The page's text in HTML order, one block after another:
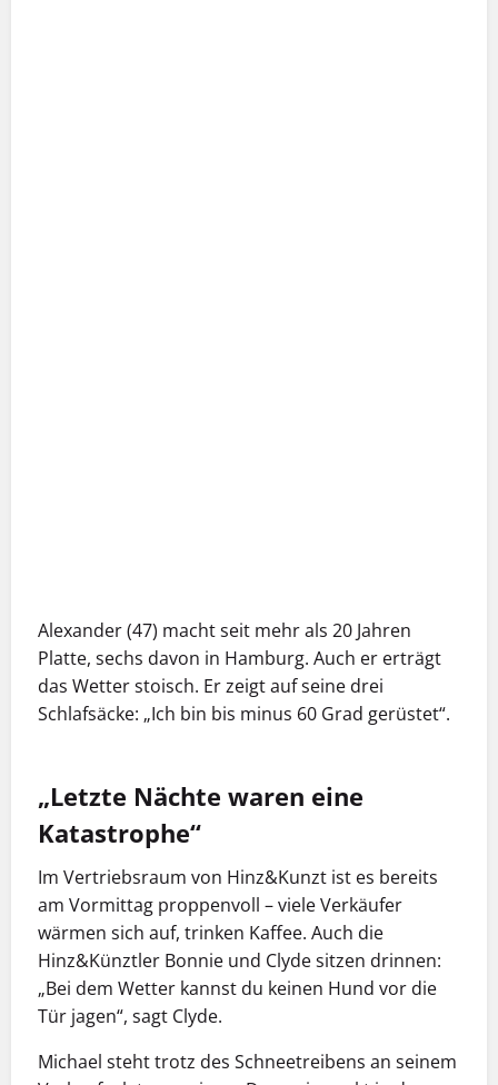
Alexander (47) macht seit mehr als 20 Jahren
Platte, sechs davon in Hamburg. Auch er erträgt
das Wetter stoisch. Er zeigt auf seine drei
Schlafsäcke: „Ich bin bis minus 60 Grad gerüstet“.
„Letzte Nächte waren eine
Katastrophe“
Im Vertriebsraum von Hinz&Kunzt ist es bereits
am Vormittag proppenvoll – viele Verkäufer
wärmen sich auf, trinken Kaffee. Auch die
Hinz&Künztler Bonnie und Clyde sitzen drinnen:
„Bei dem Wetter kannst du keinen Hund vor die
Tür jagen“, sagt Clyde.
Michael steht trotz des Schneetreibens an seinem